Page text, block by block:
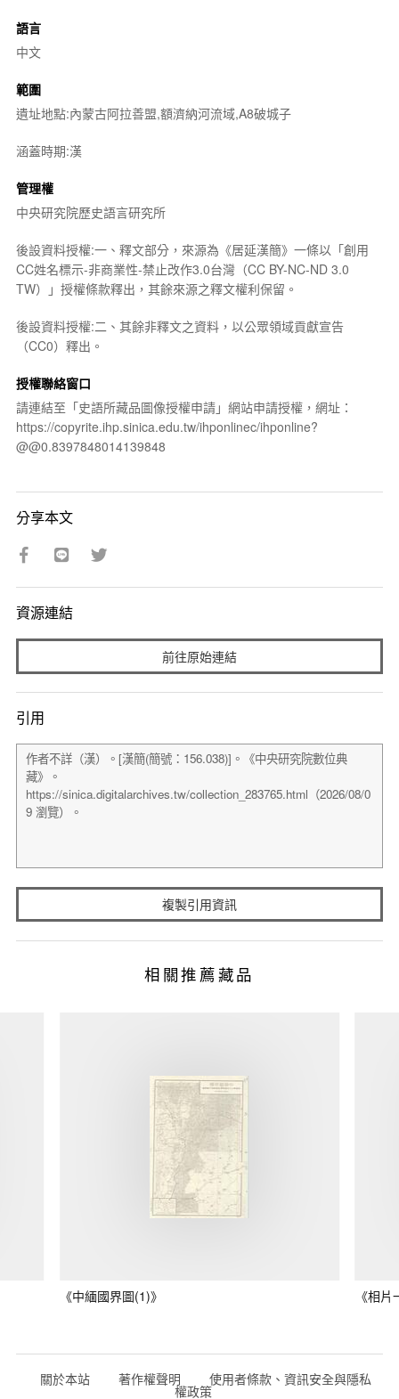
語言
中文
範圍
遺址地點:內蒙古阿拉善盟,額濟納河流域,A8破城子
涵蓋時期:漢
管理權
中央研究院歷史語言研究所
後設資料授權:一、釋文部分，來源為《居延漢簡》一條以「創用
CC姓名標示-非商業性-禁止改作3.0台灣（CC BY-NC-ND 3.0
TW）」授權條款釋出，其餘來源之釋文權利保留。
後設資料授權:二、其餘非釋文之資料，以公眾領域貢獻宣告
（CC0）釋出。
授權聯絡窗口
請連結至「史語所藏品圖像授權申請」網站申請授權，網址：
https://copyrite.ihp.sinica.edu.tw/ihponlinec/ihponline?
@@0.8397848014139848
分享本文
資源連結
前往原始連結
引用
複製引用資訊
相關推薦藏品
《中緬國界圖(1)》 《相
關於本站 著作權聲明 使用者條款、資訊安全與隱私
權政策